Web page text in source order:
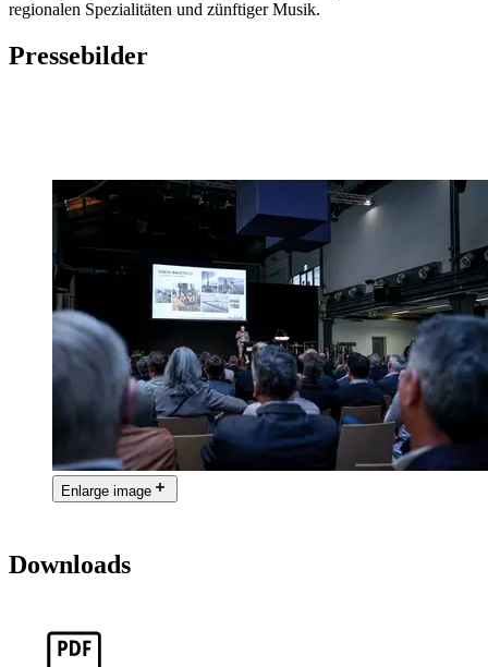
regionalen Spezialitäten und zünftiger Musik.
Pressebilder
Enlarge image
Downloads